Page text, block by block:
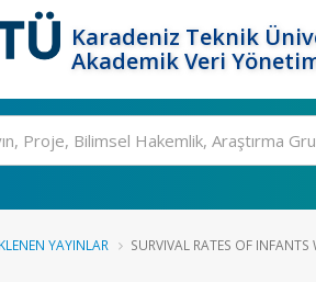
Karadeniz Teknik
Akademik Veri
YAYINLAR SURVIVAL RATES OF INFANTS